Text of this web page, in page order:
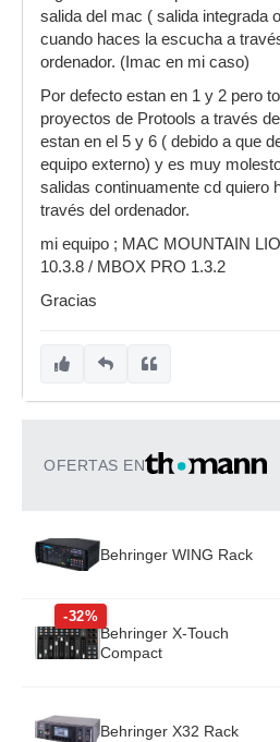
salida del mac ( salida integrada
cuando haces la escucha a
ordenador. (Imac en mi caso)
Por defecto estan en 1 y 2 pero
proyectos de Protools a través
estan en el 5 y 6 ( debido a que
equipo externo) y es muy
salidas continuamente cd quiero
través del ordenador.
mi equipo ; MAC MOUNTAIN
10.3.8 / MBOX PRO 1.3.2
Gracias
OFERTAS EN
Behringer WING Rack
-32%
Behringer X-Touch
Compact
Behringer X32 Rack